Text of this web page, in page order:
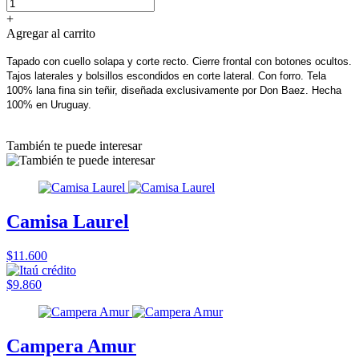
+
Agregar al carrito
Tapado con cuello solapa y corte recto. Cierre frontal con botones ocultos.
Tajos laterales y bolsillos escondidos en corte lateral. Con forro. Tela
100% lana fina sin teñir, diseñada exclusivamente por Don Baez. Hecha
100% en Uruguay.
También te puede interesar
Camisa Laurel
$11.600
$9.860
Campera Amur